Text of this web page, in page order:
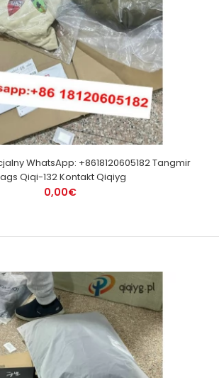
WhatsApp: +8618120605182 Tangmir
Qiqi-132 Kontakt Qiqiyg
0,00€